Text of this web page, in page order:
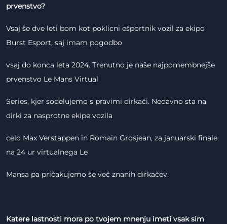
prvenstvo?
Vsaj še dve leti bom kot poklicni ešportnik vozil za ekipo
Burst Esport, saj imam pogodbo
vsaj do konca leta 2024. Trenutno je naše najpomembnejše
prvenstvo Le Mans Virtual
Series, kjer sodelujemo s pravimi dirkači. Nedavno sta na
dirki za nasprotne ekipe vozila
celo Max Verstappen in Romain Grosjean, za januarski finale
na 24 ur virtualnega Le
Mansa pa pričakujemo še več znanih dirkačev.
Katere lastnosti mora po tvojem mnenju imeti vsak sim